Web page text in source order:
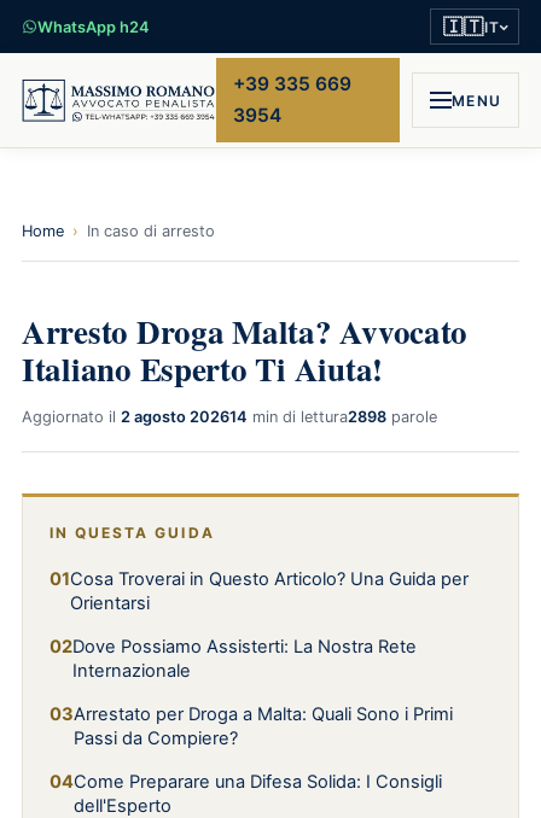
WhatsApp h24 🇮🇹IT
+39 335 669
3954
MENU
Home › In caso di arresto
Arresto Droga Malta? Avvocato
Italiano Esperto Ti Aiuta!
Aggiornato il 2 agosto 202614 min di lettura2898 parole
IN QUESTA GUIDA
Cosa Troverai in Questo Articolo? Una Guida per
Orientarsi
Dove Possiamo Assisterti: La Nostra Rete
Internazionale
Arrestato per Droga a Malta: Quali Sono i Primi
Passi da Compiere?
Come Preparare una Difesa Solida: I Consigli
dell'Esperto